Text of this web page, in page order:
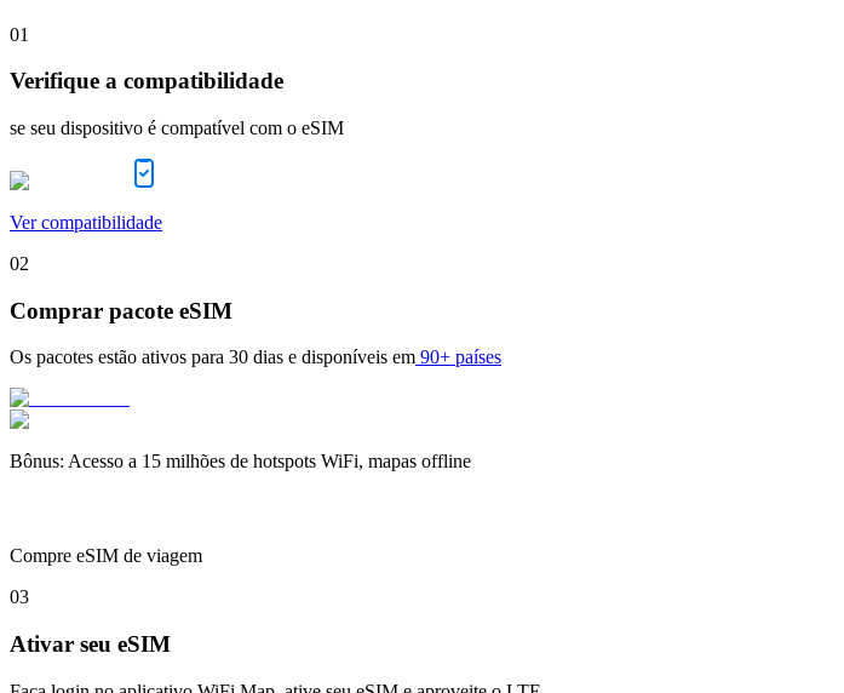
01
Verifique a compatibilidade
se seu dispositivo é compatível com o eSIM
Ver compatibilidade
02
Comprar pacote eSIM
Os pacotes estão ativos para 30 dias e disponíveis em 90+ países
Bônus: Acesso a 15 milhões de hotspots WiFi, mapas offline
Compre eSIM de viagem
03
Ativar seu eSIM